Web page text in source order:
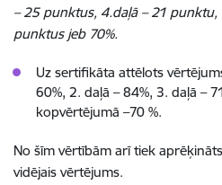
– 25 punktus, 4.daļā – 21 punktu,
punktus jeb 70%.
Uz sertifikāta attēlots
60%, 2. daļā – 84%, 3. daļā –
kopvērtējumā –70 %.
No šīm vērtībām arī tiek
vidējais vērtējums.